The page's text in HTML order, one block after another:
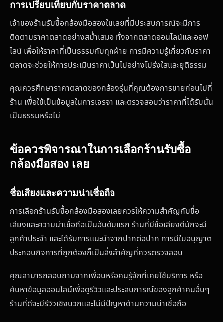
การเปรียบเทียบกับราคาตลาด
เจ้าของร้านรับซื้อกล้องมือสองในเลยที่มีประสบการณ์จะมีการ
ติดตามราคาตลาดอย่างสม่ำเสมอ ทั้งจากตลาดออนไลน์และออฟ
ไลน์ เพื่อให้ราคาที่เป็นธรรมกับทุกฝ่าย การมีความรู้เกี่ยวกับราคา
ตลาดจะช่วยให้การประเมินราคาเป็นไปอย่างโปร่งใสและยุติธรรม
คุณควรศึกษาราคาตลาดของกล้องรุ่นที่คุณต้องการขายก่อนไปที่
ร้าน เพื่อใช้เป็นข้อมูลในการเจรจา และตรวจสอบว่าราคาที่ได้รับนั้น
เป็นธรรมหรือไม่
ข้อควรพิจารณาในการเลือกร้านรับซื้อ
กล้องมือสอง เลย
ชื่อเสียงและความน่าเชื่อถือ
การเลือกร้านรับซื้อกล้องมือสองเลยควรให้ความสำคัญกับชื่อ
เสียงและความน่าเชื่อถือเป็นอันดับแรก ร้านที่มีชื่อเสียงดีมักจะมี
ลูกค้าประจำ และได้รับการแนะนำจากปากต่อปาก การมีใบอนุญาต
ประกอบกิจการที่ถูกต้องก็เป็นสิ่งสำคัญที่ควรตรวจสอบ
คุณสามารถสอบถามจากเพื่อนหรือคนรู้จักที่เคยใช้บริการ หรือ
ค้นหาข้อมูลออนไลน์เพื่อดูรีวิวและประสบการณ์ของลูกค้าคนอื่นๆ
ร้านที่ดีจะมีรีวิวเชิงบวกและไม่มีปัญหาด้านความน่าเชื่อถือ